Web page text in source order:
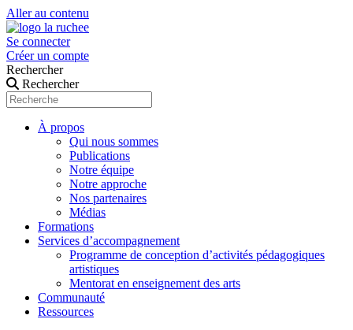
Aller au contenu
Se connecter
Créer un compte
Rechercher
Rechercher
À propos
Qui nous sommes
Publications
Notre équipe
Notre approche
Nos partenaires
Médias
Formations
Services d’accompagnement
Programme de conception d’activités pédagogiques
artistiques
Mentorat en enseignement des arts
Communauté
Ressources